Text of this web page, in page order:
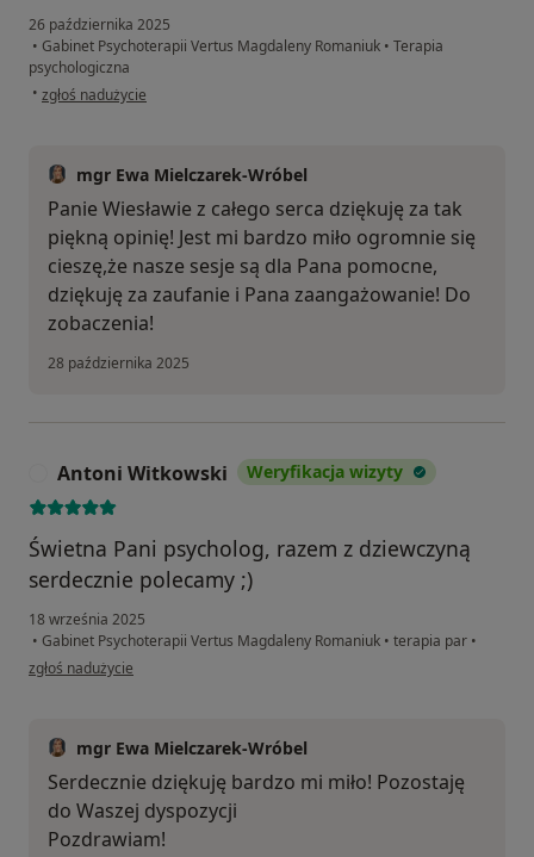
26 października 2025
• Gabinet Psychoterapii Vertus Magdaleny Romaniuk • Terapia
psychologiczna
• w opinii użytkownika Wiesław $dolar$
zgłoś nadużycie
mgr Ewa Mielczarek-Wróbel
Panie Wiesławie z całego serca dziękuję za tak
piękną opinię! Jest mi bardzo miło ogromnie się
cieszę,że nasze sesje są dla Pana pomocne,
dziękuję za zaufanie i Pana zaangażowanie! Do
zobaczenia!
28 października 2025
Antoni Witkowski Weryfikacja wizyty
Świetna Pani psycholog, razem z dziewczyną
serdecznie polecamy ;)
18 września 2025
• Gabinet Psychoterapii Vertus Magdaleny Romaniuk • terapia par •
w opinii użytkownika Antoni Witkowski
zgłoś nadużycie
mgr Ewa Mielczarek-Wróbel
Serdecznie dziękuję bardzo mi miło! Pozostaję
do Waszej dyspozycji
Pozdrawiam!